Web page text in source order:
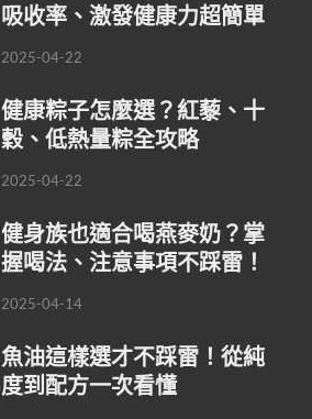
吸收率、激發健康力超簡單
2025-04-22
健康粽子怎麼選？紅藜、十
穀、低熱量粽全攻略
2025-04-22
健身族也適合喝燕麥奶？掌
握喝法、注意事項不踩雷！
2025-04-14
魚油這樣選才不踩雷！從純
度到配方一次看懂